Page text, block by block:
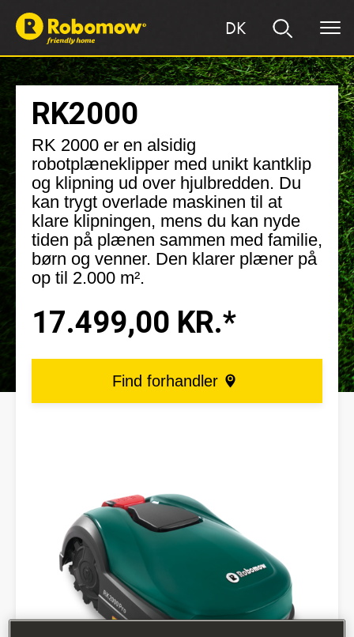
DK
RK2000
RK 2000 er en alsidig
robotplæneklipper med unikt kantklip
og klipning ud over hjulbredden. Du
kan trygt overlade maskinen til at
klare klipningen, mens du kan nyde
tiden på plænen sammen med familie,
børn og venner. Den klarer plæner på
op til 2.000 m².
17.499,00 KR.*
Find forhandler